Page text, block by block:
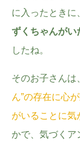
に入ったときに
ずくちゃんがい
したね。
そのお子さんは
ん”の存在に心
がいることに気
かで、気づくア
キャ